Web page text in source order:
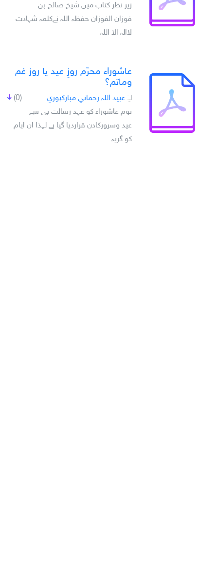
زير نظر کتاب ميں شيخ صالح بن
فوزان الفوزان حفظہ اللہ نےکلمہ شہادت
لاالہ الا اللہ
عاشوراء محرّم روزِ عيد يا روز غم
وماتم؟
(0) لـِ: عبيد اللہ رحماني مبارکپوري
يوم عاشوراء کو عہد رسالت ہي سے
عيد وسروركادن قرارديا گيا ہے لہذا ان ايام
کو گريہ